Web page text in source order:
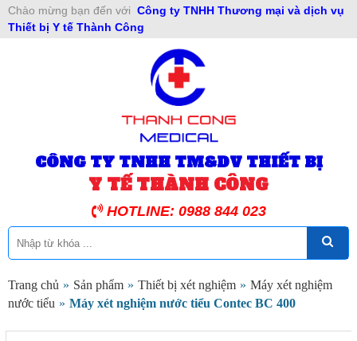
Chào mừng bạn đến với Công ty TNHH Thương mại và dịch vụ
Thiết bị Y tế Thành Công
CÔNG TY TNHH TM&DV THIẾT BỊ
Y TẾ THÀNH CÔNG
HOTLINE: 0988 844 023
Trang chủ » Sản phẩm » Thiết bị xét nghiệm » Máy xét nghiệm
nước tiểu » Máy xét nghiệm nước tiểu Contec BC 400